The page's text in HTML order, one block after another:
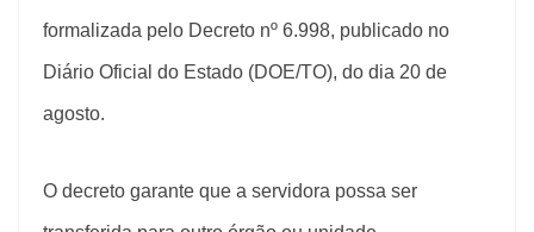
formalizada pelo Decreto nº 6.998, publicado no
Diário Oficial do Estado (DOE/TO), do dia 20 de
agosto.
O decreto garante que a servidora possa ser